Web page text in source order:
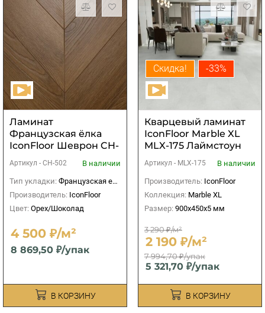
Ламинат
Французская ёлка
IconFloor Шеврон CH-
502 Годар
Артикул - CH-502
В наличии
Тип укладки: Французская елка
Производитель: IconFloor
Цвет: Орех/Шоколад
4 500 ₽/м²
8 869,50 ₽/упак
В КОРЗИНУ
Скидка! -33%
Кварцевый ламинат
IconFloor Marble XL
MLX-175 Лаймстоун
Ротко
Артикул - MLX-175
В наличии
Производитель: IconFloor
Коллекция: Marble XL
Размер: 900х450x5 мм
3 290 ₽/м²
2 190 ₽/м²
7 994,70 ₽/упак
5 321,70 ₽/упак
В КОРЗИНУ